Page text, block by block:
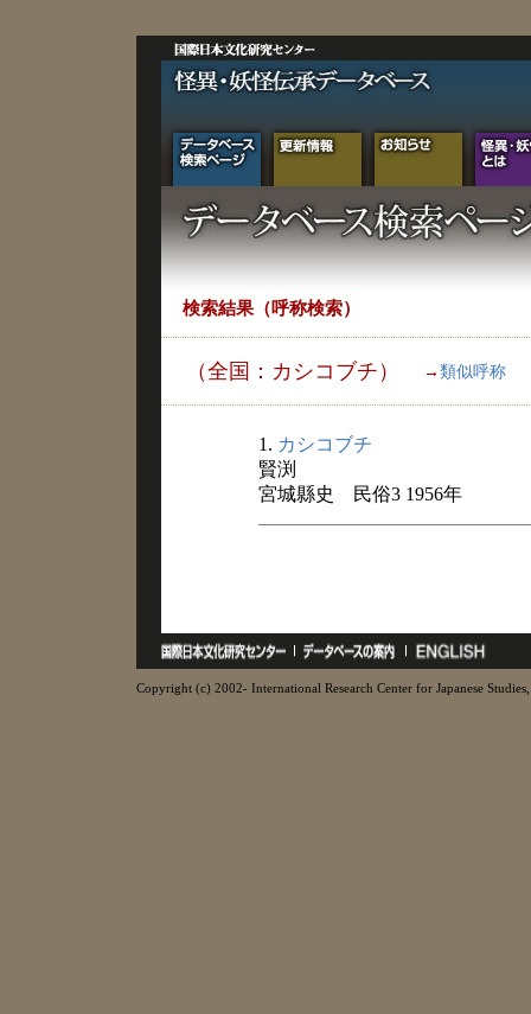
検索結果（呼称検索）
（全国：カシコブチ） → 類似呼称
1. カシコブチ
賢渕
宮城縣史 民俗3 1956年
Copyright (c) 2002- International Research Center for Japanese